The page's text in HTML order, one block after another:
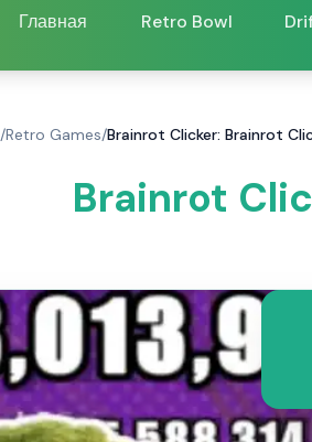
Главная Retro Bowl
/Retro Games/Brainrot Clicker: Brainrot
Brainrot